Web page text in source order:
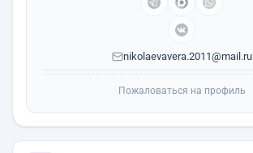
nikolaevavera.2011@mail.ru
Пожаловаться на профиль